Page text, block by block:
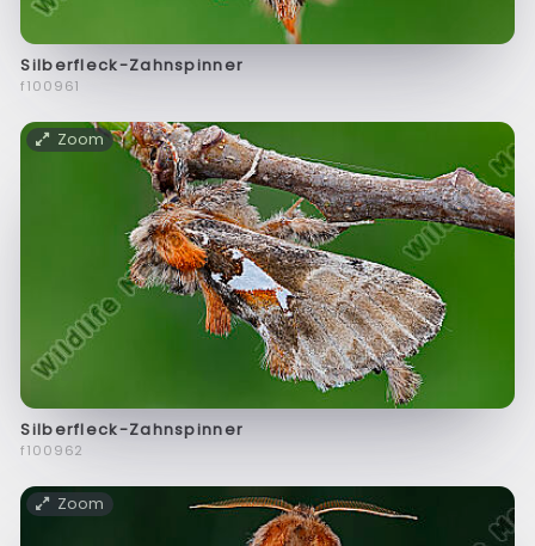
Silberfleck-Zahnspinner
f100961
Zoom
Silberfleck-Zahnspinner
f100962
Zoom